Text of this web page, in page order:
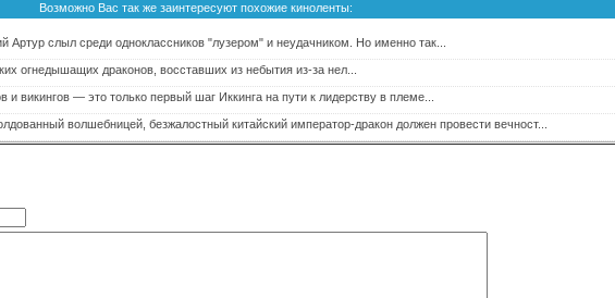
Возможно Вас так же заинтересуют похожие киноленты:
Артур слыл среди одноклассников "лузером" и неудачником. Но именно так...
огнедышащих драконов, восставших из небытия из-за нел...
и викингов — это только первый шаг Иккинга на пути к лидерству в племе...
волшебницей, безжалостный китайский император-дракон должен провести вечност...